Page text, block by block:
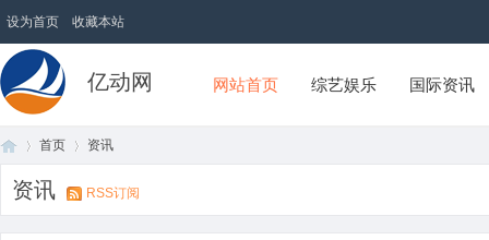
设为首页 收藏本站
亿动网 网站首页 综艺娱乐 国际资讯
首页 资讯
资讯 RSS订阅